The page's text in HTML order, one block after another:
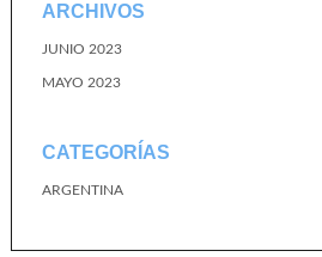
ARCHIVOS
JUNIO 2023
MAYO 2023
CATEGORÍAS
ARGENTINA